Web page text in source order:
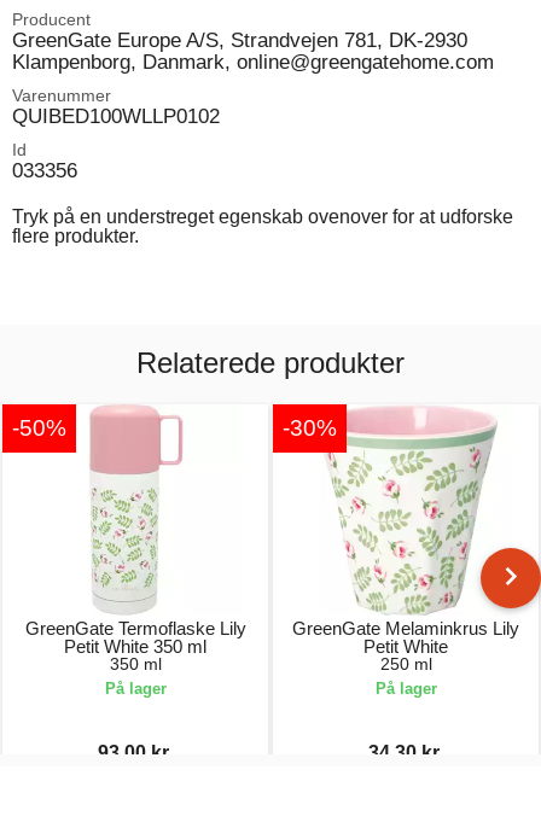
Producent
GreenGate Europe A/S, Strandvejen 781, DK-2930
Klampenborg, Danmark, online@greengatehome.com
Varenummer
QUIBED100WLLP0102
Id
033356
Tryk på en understreget egenskab ovenover for at udforske
flere produkter.
Relaterede produkter
-50%
GreenGate Termoflaske Lily
Petit White 350 ml
350 ml
På lager
93,00 kr.
-30%
GreenGate Melaminkrus Lily
Petit White
250 ml
På lager
34,30 kr.